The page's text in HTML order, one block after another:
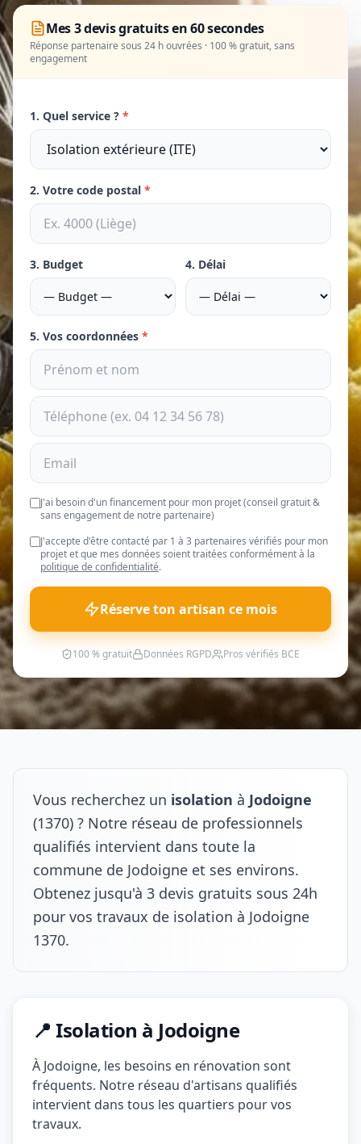
Mes 3 devis gratuits en 60 secondes
Réponse partenaire sous 24 h ouvrées · 100 % gratuit, sans
engagement
1. Quel service ? *
2. Votre code postal *
3. Budget 4. Délai
5. Vos coordonnées *
J'ai besoin d'un financement pour mon projet (conseil gratuit &
sans engagement de notre partenaire)
J'accepte d'être contacté par 1 à 3 partenaires vérifiés pour mon
projet et que mes données soient traitées conformément à la
politique de confidentialité.
Réserve ton artisan ce mois
100 % gratuit Données RGPD Pros vérifiés BCE
Vous recherchez un isolation à Jodoigne
(1370) ? Notre réseau de professionnels
qualifiés intervient dans toute la
commune de Jodoigne et ses environs.
Obtenez jusqu'à 3 devis gratuits sous 24h
pour vos travaux de isolation à Jodoigne
1370.
📍 Isolation à Jodoigne
À Jodoigne, les besoins en rénovation sont
fréquents. Notre réseau d'artisans qualifiés
intervient dans tous les quartiers pour vos
travaux.